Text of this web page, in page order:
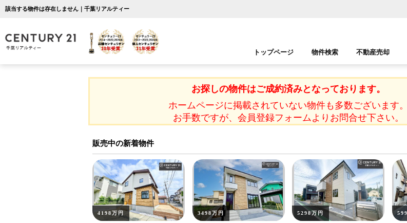
該当する物件は存在しません｜千葉リアルティー
トップページ 物件検索
千葉エリア 木更津エリア
不動産売却
お探しの物件はご成約済みとなっております。
ホームページに掲載されていない物件も多数ございます。
お手数ですが、会員登録フォームよりお問合せ下さい。